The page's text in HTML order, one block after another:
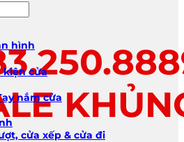
hình
kiện cửa
nắm cửa
cửa xếp & cửa đi